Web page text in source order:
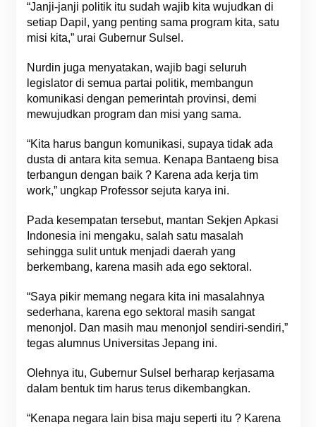
“Janji-janji politik itu sudah wajib kita wujudkan di
setiap Dapil, yang penting sama program kita, satu
misi kita,” urai Gubernur Sulsel.
Nurdin juga menyatakan, wajib bagi seluruh
legislator di semua partai politik, membangun
komunikasi dengan pemerintah provinsi, demi
mewujudkan program dan misi yang sama.
“Kita harus bangun komunikasi, supaya tidak ada
dusta di antara kita semua. Kenapa Bantaeng bisa
terbangun dengan baik ? Karena ada kerja tim
work,” ungkap Professor sejuta karya ini.
Pada kesempatan tersebut, mantan Sekjen Apkasi
Indonesia ini mengaku, salah satu masalah
sehingga sulit untuk menjadi daerah yang
berkembang, karena masih ada ego sektoral.
“Saya pikir memang negara kita ini masalahnya
sederhana, karena ego sektoral masih sangat
menonjol. Dan masih mau menonjol sendiri-sendiri,”
tegas alumnus Universitas Jepang ini.
Olehnya itu, Gubernur Sulsel berharap kerjasama
dalam bentuk tim harus terus dikembangkan.
“Kenapa negara lain bisa maju seperti itu ? Karena